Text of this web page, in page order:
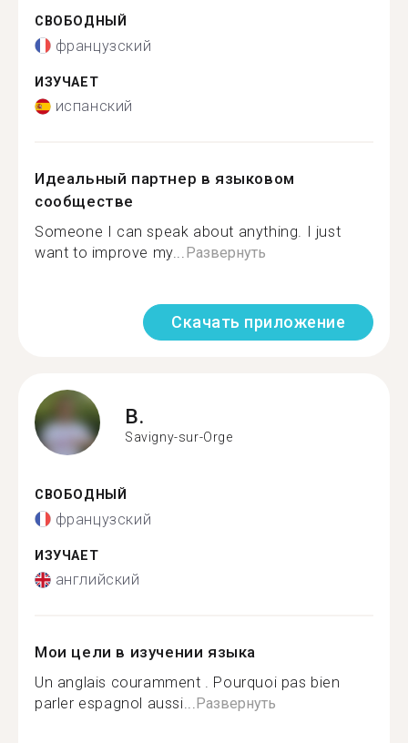
СВОБОДНЫЙ
французский
ИЗУЧАЕТ
испанский
Идеальный партнер в языковом
сообществе
Someone I can speak about anything. I just
want to improve my...Развернуть
Скачать приложение
B.
Savigny-sur-Orge
СВОБОДНЫЙ
французский
ИЗУЧАЕТ
английский
Мои цели в изучении языка
Un anglais couramment . Pourquoi pas bien
parler espagnol aussi...Развернуть